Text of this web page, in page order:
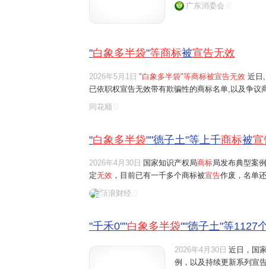
广东消委会
"白象多半袋"等商标被宣告无效
2026年5月1日 "白象多半袋"等商标被宣告无效 近日
已依职权宣告无效带有欺骗性的商标名单,以及争
土"等商标被作为无效商标典型案例。
同花顺
"白象多半袋""德子土"等上千商标被宣
2026年4月30日 国家知识产权局商标局发布典型案
定无效 ，目前已有一千多个商标被宣告作废，名单
多半袋"当商标，虚标份量误导消费者；还有德子
个"鸡"或者"土"，刻意蹭农家散养热度，实则名不副
新浪财经
"千禾0""白象多半袋""德子土"等1127
2026年4月30日 近日，国
例，以及持续更新系列宣